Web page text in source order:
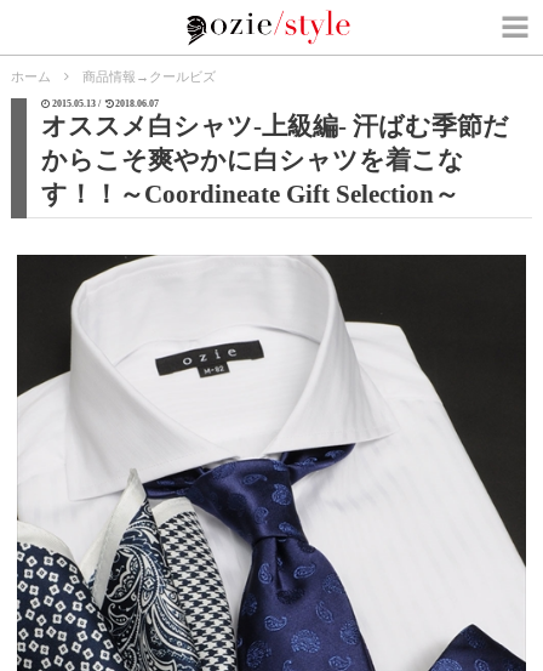
ホーム 商品情報 → クールビズ
2015.05.13 / 2018.06.07
オススメ白シャツ-上級編- 汗ばむ季節だ
からこそ爽やかに白シャツを着こな
す！！～Coordineate Gift Selection～